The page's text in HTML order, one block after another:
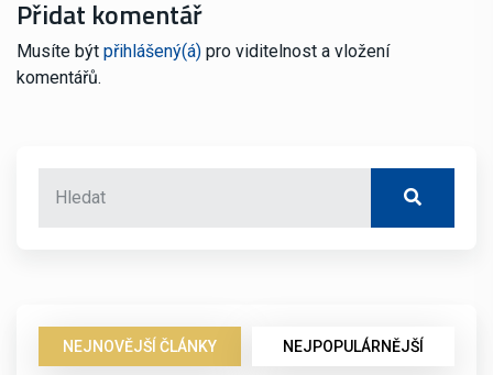
Přidat komentář
Musíte být přihlášený(á) pro viditelnost a vložení
komentářů.
NEJNOVĚJŠÍ ČLÁNKY NEJPOPULÁRNĚJŠÍ